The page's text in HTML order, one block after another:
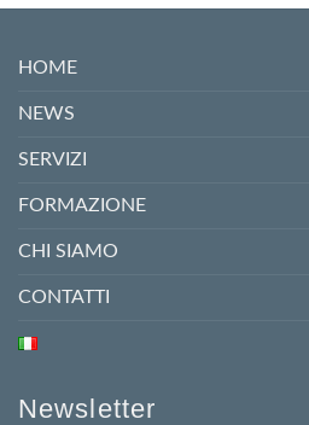
HOME
NEWS
SERVIZI
FORMAZIONE
CHI SIAMO
CONTATTI
Newsletter